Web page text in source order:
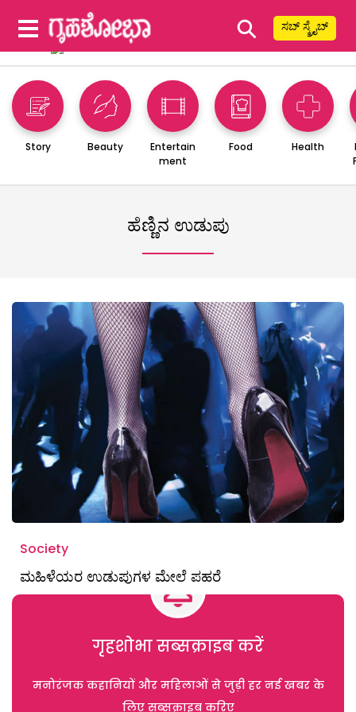
⚲ ಸಬ್ ಸ್ಕ್ರೈಬ್
Story Beauty
Entertain
ment
Food Health
ಹೆಣ್ಣಿನ ಉಡುಪು
Society
ಮಹಿಳೆಯರ ಉಡುಪುಗಳ ಮೇಲೆ ಪಹರೆ
गृहशोभा सब्सक्राइब करें
मनोरंजक कहानियों और महिलाओं से जुड़ी हर नई खबर के
लिए सब्सक्राइब करिए